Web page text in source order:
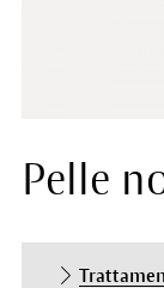
Pelle